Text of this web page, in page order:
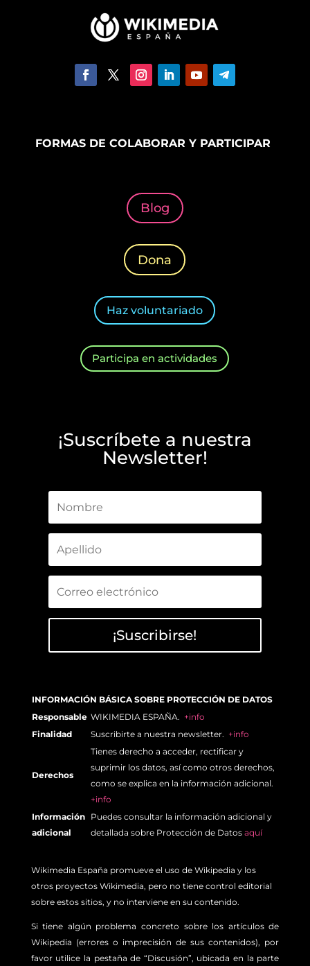
FORMAS DE COLABORAR Y PARTICIPAR
Blog
Dona
Haz voluntariado
Participa en actividades
¡Suscríbete a nuestra
Newsletter!
¡Suscribirse!
INFORMACIÓN BÁSICA SOBRE PROTECCIÓN DE DATOS
Responsable WIKIMEDIA ESPAÑA. +info
Finalidad
Suscribirte a nuestra newsletter. +info
Derechos
Tienes derecho a acceder, rectificar y
suprimir los datos, así como otros derechos,
como se explica en la información adicional.
+info
Información
adicional
Puedes consultar la información adicional y
detallada sobre Protección de Datos aquí
Wikimedia España promueve el uso de Wikipedia y los
otros proyectos Wikimedia, pero no tiene control editorial
sobre estos sitios, y no interviene en su contenido.
Si tiene algún problema concreto sobre los artículos de
Wikipedia (errores o imprecisión de sus contenidos), por
favor utilice la pestaña de “Discusión”, ubicada en la parte